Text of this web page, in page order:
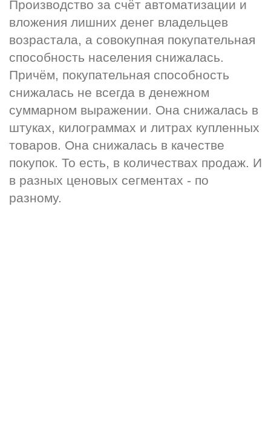
Производство за счёт автоматизации и
вложения лишних денег владельцев
возрастала, а совокупная покупательная
способность населения снижалась.
Причём, покупательная способность
снижалась не всегда в денежном
суммарном выражении. Она снижалась в
штуках, килограммах и литрах купленных
товаров. Она снижалась в качестве
покупок. То есть, в количествах продаж. И
в разных ценовых сегментах - по
разному.